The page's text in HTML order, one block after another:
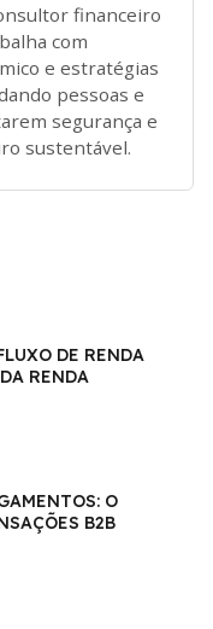
financeiro
com
e estratégias
pessoas e
segurança e
sustentável.
DE RENDA
RENDA
O
B2B